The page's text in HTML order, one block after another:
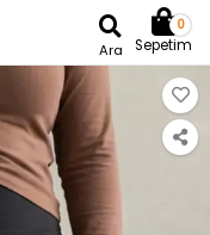
Ara
0
Sepetim